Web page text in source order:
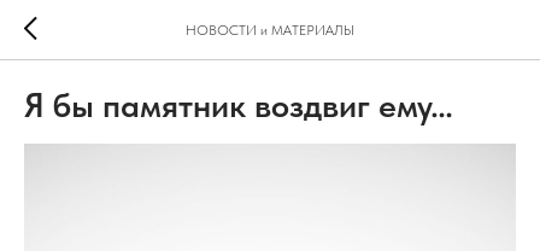
НОВОСТИ и МАТЕРИАЛЫ
Я бы памятник воздвиг ему…